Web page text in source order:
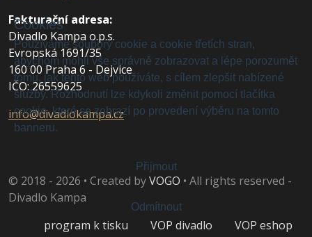
Fakturační adresa:
Divadlo Kampa o.p.s.
Evropská 1691/35
160 00 Praha 6 - Dejvice
IČO: 26559625
info@divadlokampa.cz
© 2018 - 2026 • Created byVOGO • All rights reserved -
Divadlo Kampa
program k tisku
VOP divadlo VOP eshop
Cookies
Používáme soubory cookie a cookie třetích stran,
abychom mohli vše správně zobrazovat a lépe porozumět
tomu, jak tento web používáte, s cílem zlepšit nabízené
služby. Rozhodnutí lze kdykoli změnit pomocí tlačítka
cookie, které se zobrazí po provedení výběru na tomto
banneru.
Přijmout
Odmítnout